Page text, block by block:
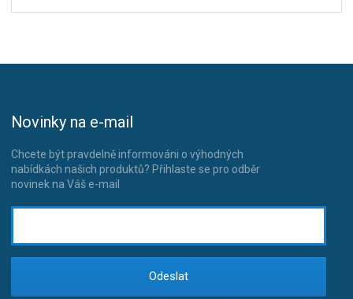
Novinky na e-mail
Chcete být pravdelně informováni o výhodných
nabídkách našich produktů? Přihlaste se pro odběr
novinek na Váš e-mail
Odeslat